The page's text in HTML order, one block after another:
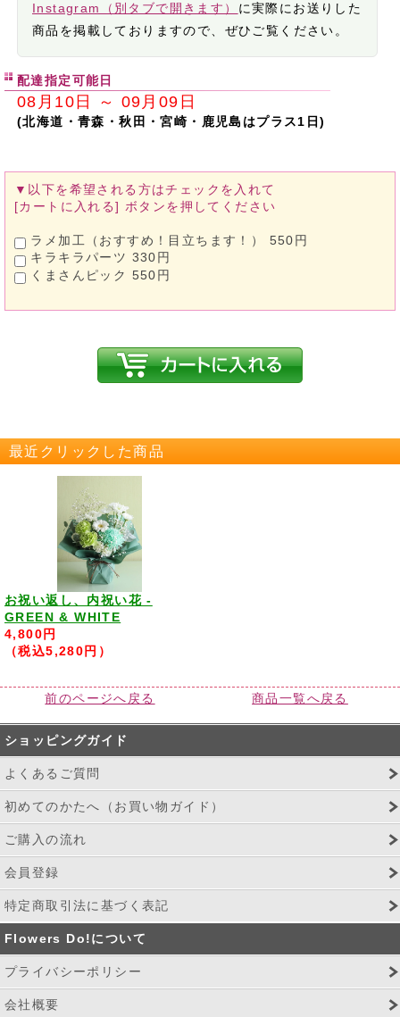
Instagram（別タブで開きます） に実際にお送りした
商品を掲載しておりますので、ぜひご覧ください。
配達指定可能日
08月10日 ～ 09月09日
(北海道・青森・秋田・宮崎・鹿児島はプラス1日)
▼以下を希望される方はチェックを入れて
[カートに入れる] ボタンを押してください
ラメ加工（おすすめ！目立ちます！） 550円
キラキラパーツ 330円
くまさんピック 550円
最近クリックした商品
お祝い返し、内祝い花 -
GREEN & WHITE
4,800円
（税込5,280円）
前のページへ戻る 商品一覧へ戻る
ショッピングガイド
よくあるご質問
初めてのかたへ（お買い物ガイド）
ご購入の流れ
会員登録
特定商取引法に基づく表記
Flowers Do!について
プライバシーポリシー
会社概要